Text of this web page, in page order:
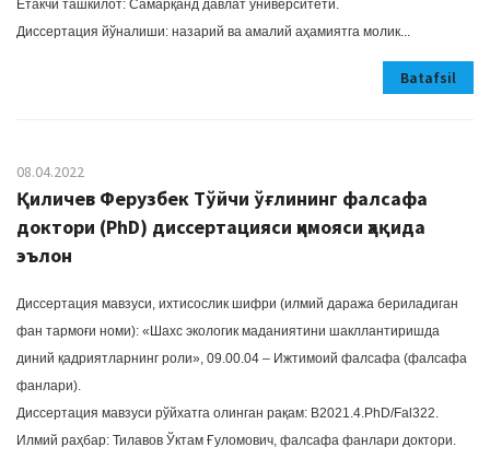
Етакчи ташкилот: Самарқанд давлат университети.
Диссертация йўналиши: назарий ва амалий аҳамиятга молик...
Batafsil
08.04.2022
Қиличев Ферузбек Тўйчи ўғлининг фалсафа
доктори (PhD) диссертацияси ҳимояси ҳақида
эълон
Диссертация мавзуси, ихтисослик шифри (илмий даража бериладиган
фан тармоғи номи): «Шахс экологик маданиятини шакллантиришда
диний қадриятларнинг роли», 09.00.04 – Ижтимоий фалсафа (фалсафа
фанлари).
Диссертация мавзуси рўйхатга олинган рақам: В2021.4.PhD/Fal322.
Илмий раҳбар: Тилавов Ўктам Ғуломович, фалсафа фанлари доктори.